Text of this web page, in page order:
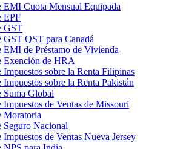
EMI Cuota Mensual Equipada
EPF
GST
GST QST para Canadá
EMI de Préstamo de Vivienda
Exención de HRA
Impuestos sobre la Renta Filipinas
sobre la Renta Pakistán
Suma Global
Impuestos de Ventas de Missouri
Moratoria
Seguro Nacional
de Ventas Nueva Jersey